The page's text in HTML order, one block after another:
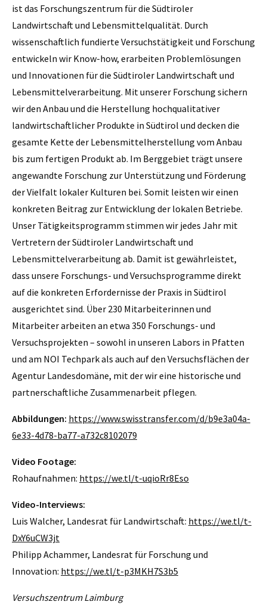
ist das Forschungszentrum für die Südtiroler
Landwirtschaft und Lebensmittelqualität. Durch
wissenschaftlich fundierte Versuchstätigkeit und Forschung
entwickeln wir Know-how, erarbeiten Problemlösungen
und Innovationen für die Südtiroler Landwirtschaft und
Lebensmittelverarbeitung. Mit unserer Forschung sichern
wir den Anbau und die Herstellung hochqualitativer
landwirtschaftlicher Produkte in Südtirol und decken die
gesamte Kette der Lebensmittelherstellung vom Anbau
bis zum fertigen Produkt ab. Im Berggebiet trägt unsere
angewandte Forschung zur Unterstützung und Förderung
der Vielfalt lokaler Kulturen bei. Somit leisten wir einen
konkreten Beitrag zur Entwicklung der lokalen Betriebe.
Unser Tätigkeitsprogramm stimmen wir jedes Jahr mit
Vertretern der Südtiroler Landwirtschaft und
Lebensmittelverarbeitung ab. Damit ist gewährleistet,
dass unsere Forschungs- und Versuchsprogramme direkt
auf die konkreten Erfordernisse der Praxis in Südtirol
ausgerichtet sind. Über 230 Mitarbeiterinnen und
Mitarbeiter arbeiten an etwa 350 Forschungs- und
Versuchsprojekten – sowohl in unseren Labors in Pfatten
und am NOI Techpark als auch auf den Versuchsflächen der
Agentur Landesdomäne, mit der wir eine historische und
partnerschaftliche Zusammenarbeit pflegen.
Abbildungen: https://www.swisstransfer.com/d/b9e3a04a-
6e33-4d78-ba77-a732c8102079
Video Footage:
Rohaufnahmen: https://we.tl/t-uqioRr8Eso
Video-Interviews:
Luis Walcher, Landesrat für Landwirtschaft: https://we.tl/t-
DxY6uCW3jt
Philipp Achammer, Landesrat für Forschung und
Innovation: https://we.tl/t-p3MKH7S3b5
Versuchszentrum Laimburg